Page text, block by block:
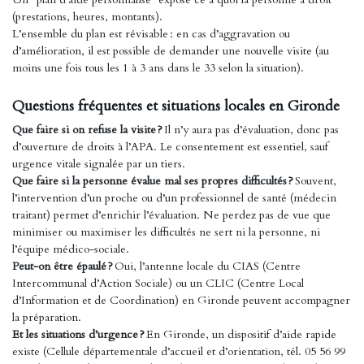
(prestations, heures, montants).
L’ensemble du plan est révisable : en cas d’aggravation ou
d’amélioration, il est possible de demander une nouvelle visite (au
moins une fois tous les 1 à 3 ans dans le 33 selon la situation).
Questions fréquentes et situations locales en Gironde
Que faire si on refuse la visite ?Il n’y aura pas d’évaluation, donc pas
d’ouverture de droits à l’APA. Le consentement est essentiel, sauf
urgence vitale signalée par un tiers.
Que faire si la personne évalue mal ses propres difficultés ?Souvent,
l’intervention d’un proche ou d’un professionnel de santé (médecin
traitant) permet d’enrichir l’évaluation. Ne perdez pas de vue que
minimiser ou maximiser les difficultés ne sert ni la personne, ni
l’équipe médico-sociale.
Peut-on être épaulé ?Oui, l’antenne locale du CIAS (Centre
Intercommunal d’Action Sociale) ou un CLIC (Centre Local
d’Information et de Coordination) en Gironde peuvent accompagner
la préparation.
Et les situations d’urgence ?En Gironde, un dispositif d’aide rapide
existe (Cellule départementale d’accueil et d’orientation, tél. 05 56 99